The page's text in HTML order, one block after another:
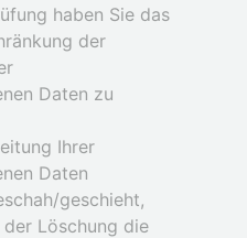
haben Sie das
der
Daten zu
Ihrer
Daten
geschieht,
Löschung die